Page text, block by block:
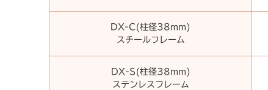
DX-C(柱径38mm)
スチールフレーム
DX-S(柱径38mm)
ステンレスフレーム